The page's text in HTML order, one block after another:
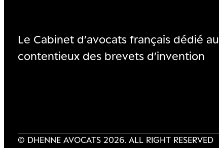
Le Cabinet d’avocats français dédié au
contentieux des brevets d’invention
© DHENNE AVOCATS 2026. ALL RIGHT RESERVED